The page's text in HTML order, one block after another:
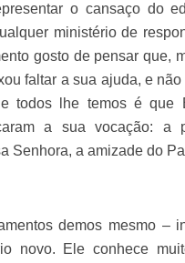
o cansaço do
ministério de
gosto de pensar que,
faltar a sua ajuda, e
todos lhe temos é que
a sua vocação: a
Senhora, a amizade do
demos mesmo –
novo. Ele conhece